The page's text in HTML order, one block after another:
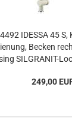
IDESSA 45
Becken
SILGRANIT-
249,00